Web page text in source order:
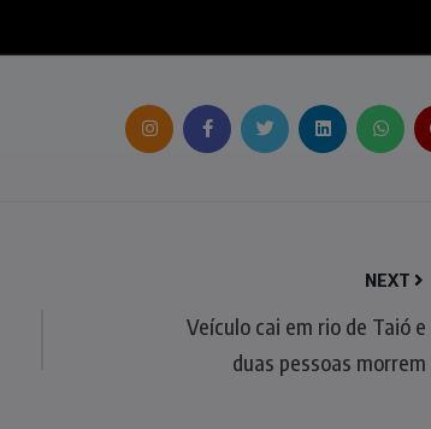
NEXT
Veículo cai em rio de Taió e
duas pessoas morrem